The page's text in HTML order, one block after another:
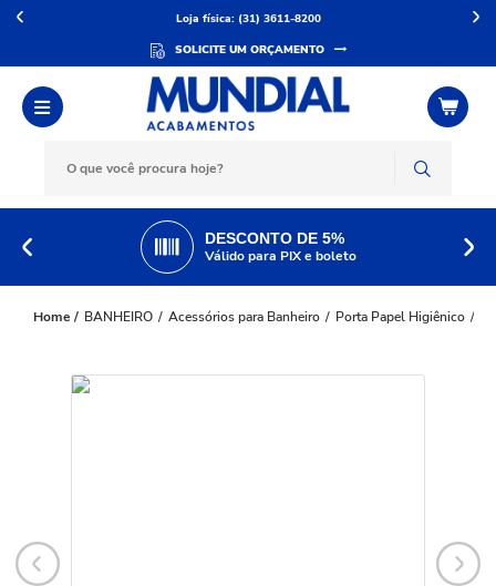
Loja física: (31) 3611-8200
SOLICITE UM ORÇAMENTO
DESCONTO DE 5%
Válido para PIX e boleto
BANHEIRO Acessórios para Banheiro Porta Papel Higiênico